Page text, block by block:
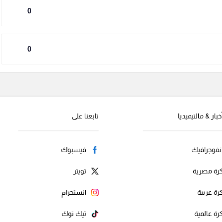
0
0
& مالتيميديا
مصرية
عربية
عالمية
تابعنا على
فيسبوك
تويتر
انستجرام
تيك توك